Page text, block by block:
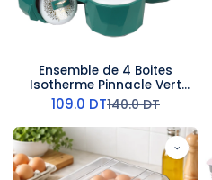
Ensemble de 4 Boites
Isotherme Pinnacle Vert
Foncée
109.0 DT140.0DT